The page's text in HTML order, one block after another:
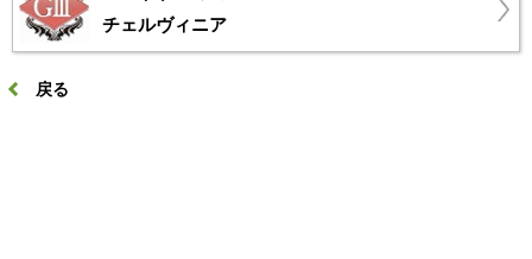
チェルヴィニア
戻る